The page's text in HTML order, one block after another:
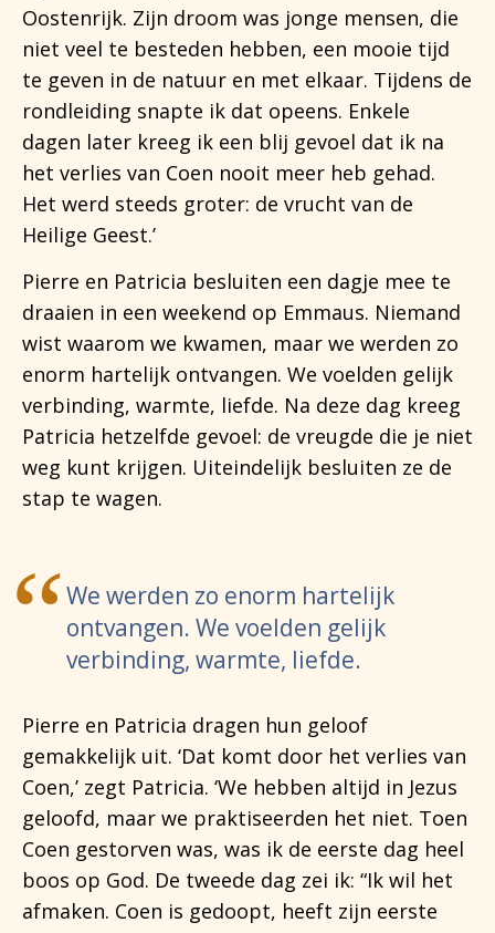
Oostenrijk. Zijn droom was jonge mensen, die
niet veel te besteden hebben, een mooie tijd
te geven in de natuur en met elkaar. Tijdens de
rondleiding snapte ik dat opeens. Enkele
dagen later kreeg ik een blij gevoel dat ik na
het verlies van Coen nooit meer heb gehad.
Het werd steeds groter: de vrucht van de
Heilige Geest.’
Pierre en Patricia besluiten een dagje mee te
draaien in een weekend op Emmaus. Niemand
wist waarom we kwamen, maar we werden zo
enorm hartelijk ontvangen. We voelden gelijk
verbinding, warmte, liefde. Na deze dag kreeg
Patricia hetzelfde gevoel: de vreugde die je niet
weg kunt krijgen. Uiteindelijk besluiten ze de
stap te wagen.
We werden zo enorm hartelijk
ontvangen. We voelden gelijk
verbinding, warmte, liefde.
Pierre en Patricia dragen hun geloof
gemakkelijk uit. ‘Dat komt door het verlies van
Coen,’ zegt Patricia. ‘We hebben altijd in Jezus
geloofd, maar we praktiseerden het niet. Toen
Coen gestorven was, was ik de eerste dag heel
boos op God. De tweede dag zei ik: “Ik wil het
afmaken. Coen is gedoopt, heeft zijn eerste